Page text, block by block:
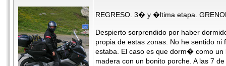
REGRESO. 3� y �ltima etapa.
Despierto sorprendido por haber
propia de estas zonas. No he sentido
estaba. El caso es que dorm� como
madera con un bonito porche. A las 7